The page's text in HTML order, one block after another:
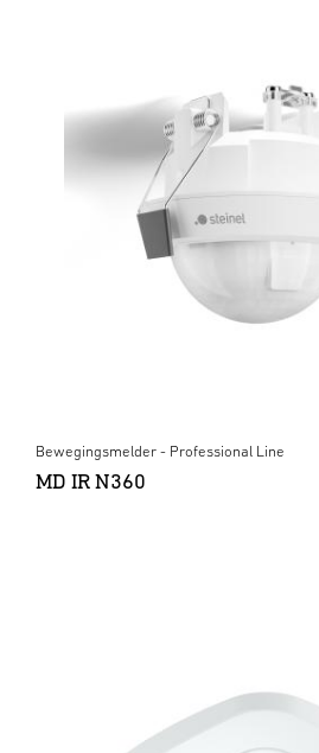
Bewegingsmelder - Professional Line
MD IR N360